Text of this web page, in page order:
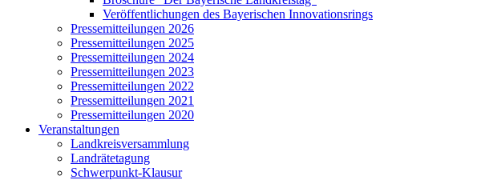
Veröffentlichungen des Bayerischen Innovationsrings
Pressemitteilungen 2026
Pressemitteilungen 2025
Pressemitteilungen 2024
Pressemitteilungen 2023
Pressemitteilungen 2022
Pressemitteilungen 2021
Pressemitteilungen 2020
Veranstaltungen
Landkreisversammlung
Landrätetagung
Schwerpunkt-Klausur